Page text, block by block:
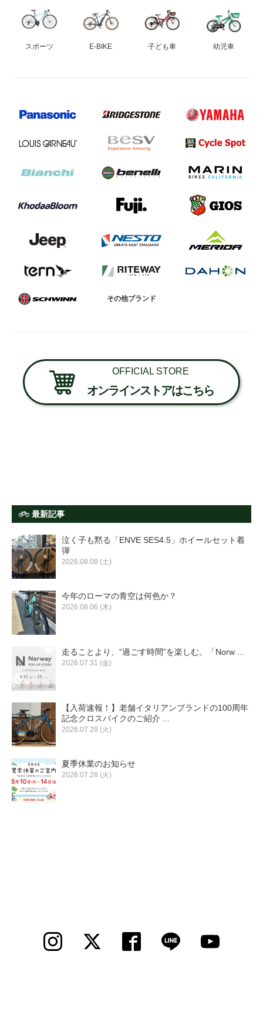
スポーツ E-BIKE 子ども車 幼児車
その他ブランド
OFFICIAL STORE
オンラインストアはこちら
最新記事
泣く子も黙る「ENVE SES4.5」ホイールセット着
弾
2026.08.08 (土)
今年のローマの青空は何色か？
2026.08.06 (木)
走ることより、”過ごす時間”を楽しむ。「Norw ...
2026.07.31 (金)
【入荷速報！】老舗イタリアンブランドの100周年
記念クロスバイクのご紹介 ...
2026.07.28 (火)
夏季休業のお知らせ
2026.07.28 (火)